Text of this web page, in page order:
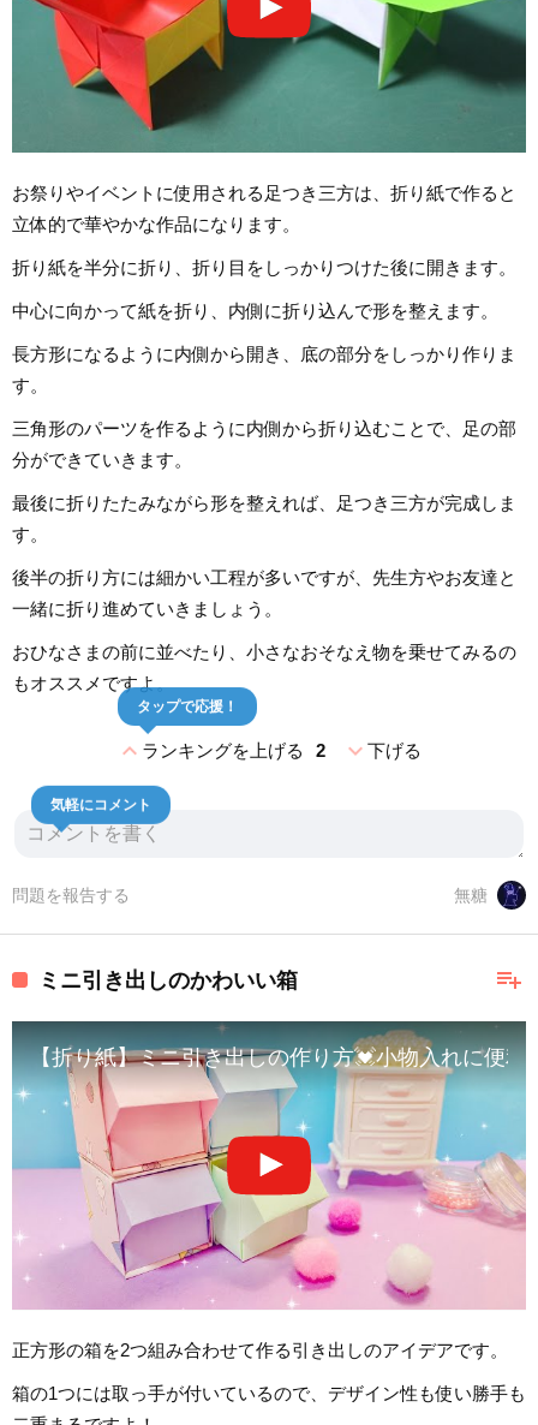
お祭りやイベントに使用される足つき三方は、折り紙で作ると
立体的で華やかな作品になります。
折り紙を半分に折り、折り目をしっかりつけた後に開きます。
中心に向かって紙を折り、内側に折り込んで形を整えます。
長方形になるように内側から開き、底の部分をしっかり作りま
す。
三角形のパーツを作るように内側から折り込むことで、足の部
分ができていきます。
最後に折りたたみながら形を整えれば、足つき三方が完成しま
す。
後半の折り方には細かい工程が多いですが、先生方やお友達と
一緒に折り進めていきましょう。
おひなさまの前に並べたり、小さなおそなえ物を乗せてみるの
もオススメですよ。
expand_lessランキングを上げる 2
タップで応援！
expand_more下げる
気軽にコメント
無糖
問題を報告する
playlist_add
ミニ引き出しのかわいい箱
【折り紙】ミニ引き出しの作り方💓小物入れに便
正方形の箱を2つ組み合わせて作る引き出しのアイデアです。
箱の1つには取っ手が付いているので、デザイン性も使い勝手も